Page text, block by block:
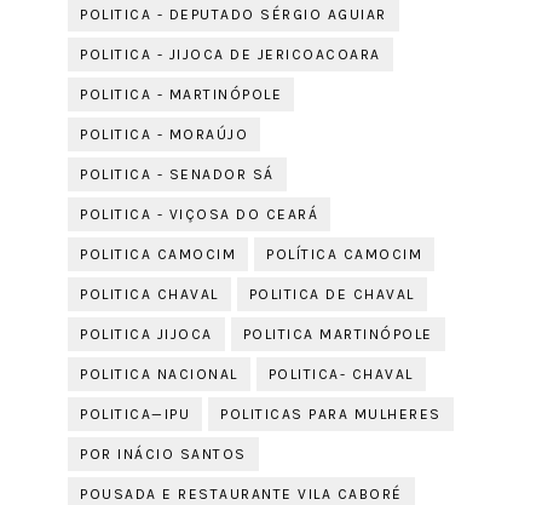
POLITICA - DEPUTADO SÉRGIO AGUIAR
POLITICA - JIJOCA DE JERICOACOARA
POLITICA - MARTINÓPOLE
POLITICA - MORAÚJO
POLITICA - SENADOR SÁ
POLITICA - VIÇOSA DO CEARÁ
POLITICA CAMOCIM POLÍTICA CAMOCIM
POLITICA CHAVAL POLITICA DE CHAVAL
POLITICA JIJOCA POLITICA MARTINÓPOLE
POLITICA NACIONAL POLITICA- CHAVAL
POLITICA—IPU POLITICAS PARA MULHERES
POR INÁCIO SANTOS
POUSADA E RESTAURANTE VILA CABORÉ